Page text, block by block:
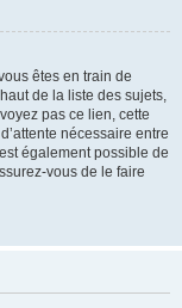
êtes en train de
de la liste des sujets,
pas ce lien, cette
nécessaire entre
également possible de
vous de le faire